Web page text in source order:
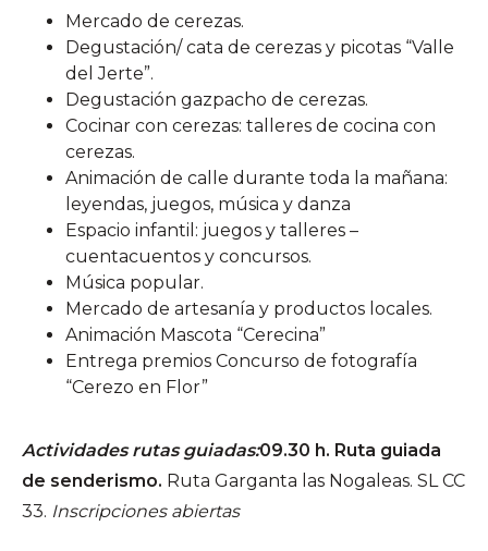
Mercado de cerezas.
Degustación/ cata de cerezas y picotas “Valle
del Jerte”.
Degustación gazpacho de cerezas.
Cocinar con cerezas: talleres de cocina con
cerezas.
Animación de calle durante toda la mañana:
leyendas, juegos, música y danza
Espacio infantil: juegos y talleres –
cuentacuentos y concursos.
Música popular.
Mercado de artesanía y productos locales.
Animación Mascota “Cerecina”
Entrega premios Concurso de fotografía
“Cerezo en Flor”
Actividades rutas guiadas:09.30 h. Ruta guiada
de senderismo. Ruta Garganta las Nogaleas. SL CC
33. Inscripciones abiertas